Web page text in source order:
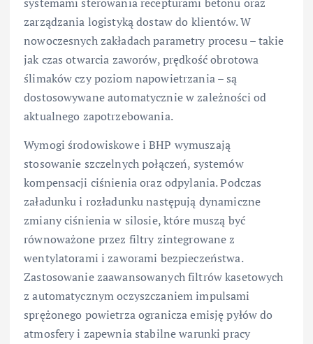
zarządzania logistyką dostaw do klientów. W
nowoczesnych zakładach parametry procesu – takie
jak czas otwarcia zaworów, prędkość obrotowa
ślimaków czy poziom napowietrzania – są
dostosowywane automatycznie w zależności od
aktualnego zapotrzebowania.
Wymogi środowiskowe i BHP wymuszają
stosowanie szczelnych połączeń, systemów
kompensacji ciśnienia oraz odpylania. Podczas
załadunku i rozładunku następują dynamiczne
zmiany ciśnienia w silosie, które muszą być
równoważone przez filtry zintegrowane z
wentylatorami i zaworami bezpieczeństwa.
Zastosowanie zaawansowanych filtrów kasetowych
z automatycznym oczyszczaniem impulsami
sprężonego powietrza ogranicza emisję pyłów do
atmosfery i zapewnia stabilne warunki pracy